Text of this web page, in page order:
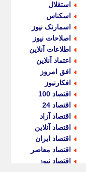
استقلال
اسکناس
اسمارتک نیوز
اصلاحات نیوز
اطلاعات آنلاین
اعتماد آنلاین
افق امروز
افکارنیوز
اقتصاد 100
اقتصاد 24
اقتصاد آزاد
اقتصاد آنلاین
اقتصاد ایران
اقتصاد معاصر
اقتصاد نیوز